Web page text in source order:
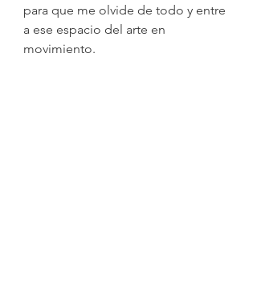
para que me olvide de todo y entre
a ese espacio del arte en
movimiento.